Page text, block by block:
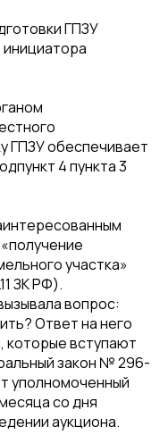
ГПЗУ
ГПЗУ обеспечивает
4 пункта 3
участка»
ЗК РФ).
вопрос:
Ответ на него
вступают
закон № 296-
уполномоченный
со дня
аукциона.